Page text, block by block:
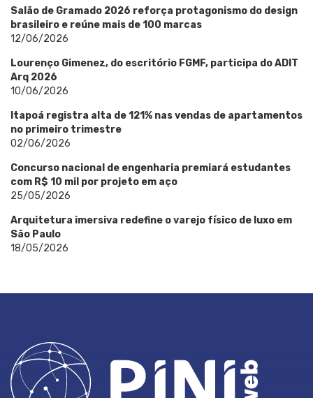
Salão de Gramado 2026 reforça protagonismo do design
brasileiro e reúne mais de 100 marcas
12/06/2026
Lourenço Gimenez, do escritório FGMF, participa do ADIT
Arq 2026
10/06/2026
Itapoá registra alta de 121% nas vendas de apartamentos
no primeiro trimestre
02/06/2026
Concurso nacional de engenharia premiará estudantes
com R$ 10 mil por projeto em aço
25/05/2026
Arquitetura imersiva redefine o varejo físico de luxo em
São Paulo
18/05/2026